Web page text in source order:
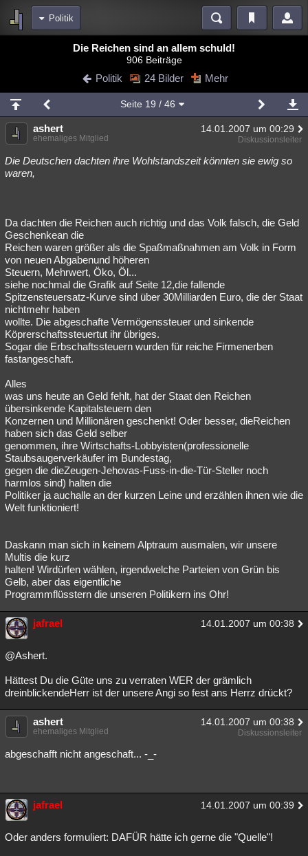
Politik
Blogs Videos
Chat Wiki Neuigkeiten
meine Rubriken
Menschen Mystery Kriminalfälle
Spiritualität Verschwörungen Technologie Ufologie
Philosophie Träume Orte Esoterik Literatur
Astronomie Helpdesk Gruppen Gaming Filme
Musik Clash Verbesserungen Allmystery
Übersichten
Besucht Teilgenommen Alle Neue Geschlossen
Lesenswert Schlüsselwörter
Die Reichen sind an allem schuld!
906 Beiträge
Politik 24 Bilder Mehr
Seite 19 / 46
ashert 14.01.2007 um 00:29
ehemaliges Mitglied Diskussionsleiter
Die Deutschen dachten ihre Wohlstandszeit könnten sie ewig so
waren,
Da dachten die Reichen auch richtig und das Volk falsch, die Geld
Geschenkean die
Reichen waren größer als die Spaßmaßnahmen am Volk in Form
von neuen Abgabenund höheren
Steuern, Mehrwert, Öko, Öl...
siehe nochmal die Grafik auf Seite 12,die fallende
Spitzensteuersatz-Kurve sind über 30Milliarden Euro, die der Staat
nichtmehr haben
wollte. Die abgeschafte Vermögenssteuer und sinkende
Köprerschaftssteuertut ihr übriges.
Sogar die Erbschaftssteuern wurden für reiche Firmenerben
fastangeschaft.
Alles
was uns heute an Geld fehlt, hat der Staat den Reichen
übersinkende Kapitalsteuern den
Konzernen und Millionären geschenkt! Oder besser, dieReichen
haben sich das Geld selber
genommen, ihre Wirtschafts-Lobbyisten(professionelle
Staubsaugerverkäufer im Bundestag,
gegen die dieZeugen-Jehovas-Fuss-in-die-Tür-Steller noch
harmlos sind) halten die
Politiker ja auchalle an der kurzen Leine und erzählen ihnen wie die
Welt funktioniert!
Daskann man sich in keinem Alptraum ausmalen, wir unsere
Multis die kurz
halten! Wirdürfen wählen, irgendwelche Parteien von Grün bis
Gelb, aber das eigentliche
Programmflüsstern die unseren Politikern ins Ohr!
jafrael 14.01.2007 um 00:38
@Ashert.
Hättest Du die Güte uns zu verraten WER der grämlich
dreinblickendeHerr ist der unsere Angi so fest ans Herrz drückt?
ashert 14.01.2007 um 00:38
ehemaliges Mitglied Diskussionsleiter
abgeschafft nicht angeschaft... -_-
jafrael 14.01.2007 um 00:39
Oder anders formuliert: DAFÜR hätte ich gerne die "Quelle"!